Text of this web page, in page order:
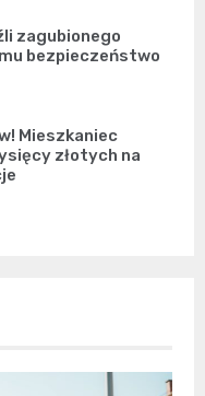
zagubionego
bezpieczeństwo
Mieszkaniec
złotych na